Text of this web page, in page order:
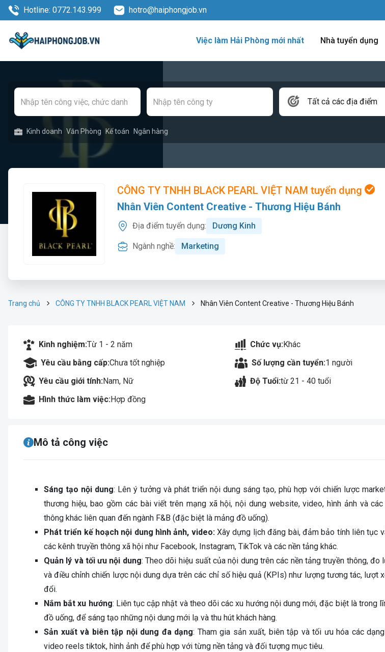
Hotline: 0772.143.999 hotro@haiphongjob.vn
Việc làm Hải Phòng mới nhất Nhà tuyển dụng
Tất cả các địa điểm
Kinh doanh Văn Phòng Kế toán Ngân hàng
CÔNG TY TNHH BLACK PEARL VIỆT NAM tuyển dụng
Nhân Viên Content Creative - Thương Hiệu Bánh
Địa điểm tuyển dụng: Dương Kinh
Ngành nghề: Marketing
Trang chủ CÔNG TY TNHH BLACK PEARL VIỆT NAM Nhân Viên Content Creative - Thương Hiệu Bánh
Kinh nghiệm:Từ 1 - 2 năm Chức vụ:Khác
Yêu cầu bằng cấp:Chưa tốt nghiệp Số lượng cần tuyển:1 người
Yêu cầu giới tính:Nam, Nữ Độ Tuổi:từ 21 - 40 tuổi
Hình thức làm việc:Hợp đồng
Mô tả công việc
Sáng tạo nội dung: Lên ý tưởng và phát triển nội dung sáng tạo, phù hợp với chiến lược
thương hiệu, bao gồm các bài viết trên mạng xã hội, nội dung website, video, hình ảnh và
thông khác liên quan đến ngành F&B (đặc biệt là mảng đồ uống).
Phát triển kế hoạch nội dung hình ảnh, video:Xây dựng lịch đăng bài, đảm bảo tính liên tục
các kênh truyền thông xã hội như Facebook, Instagram, TikTok và các nền tảng khác.
Quản lý và tối ưu nội dung: Theo dõi hiệu suất của nội dung trên các nền tảng truyền thông, đo
và điều chỉnh chiến lược nội dung dựa trên các chỉ số hiệu quả (KPIs) như lượng tương tác, lượt
đổi.
Nắm bắt xu hướng: Liên tục cập nhật và theo dõi các xu hướng nội dung mới, đặc biệt là trong
đồ uống, để sáng tạo những nội dung mới lạ và thu hút khách hàng.
Sản xuất và biên tập nội dung đa dạng: Tham gia sản xuất, biên tập và tối ưu hóa các
video reels tiktok, hình ảnh để phù hợp với từng nền tảng và đối tượng mục tiêu.